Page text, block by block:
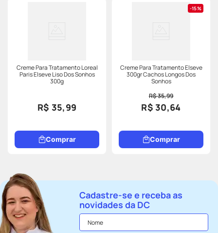
Creme Para Tratamento Loreal
Paris Elseve Liso Dos Sonhos
300g
R$ 35,99
Comprar
15%
Creme Para Tratamento Elseve
300gr Cachos Longos Dos
Sonhos
R$ 35,99
R$ 30,64
Comprar
Cadastre-se e receba as
novidades da DC